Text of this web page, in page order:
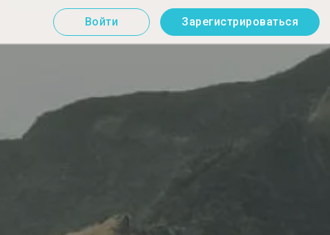
Войти Зарегистрироваться